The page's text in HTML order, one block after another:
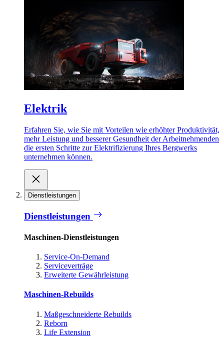
Elektrik
Erfahren Sie, wie Sie mit Vorteilen wie erhöhter Produktivität,
mehr Leistung und besserer Gesundheit der Arbeitnehmenden
die ersten Schritte zur Elektrifizierung Ihres Bergwerks
unternehmen können.
Dienstleistungen
Dienstleistungen
Maschinen-Dienstleistungen
Service-On-Demand
Serviceverträge
Erweiterte Gewährleistung
Maschinen-Rebuilds
Maßgeschneiderte Rebuilds
Reborn
Life Extension